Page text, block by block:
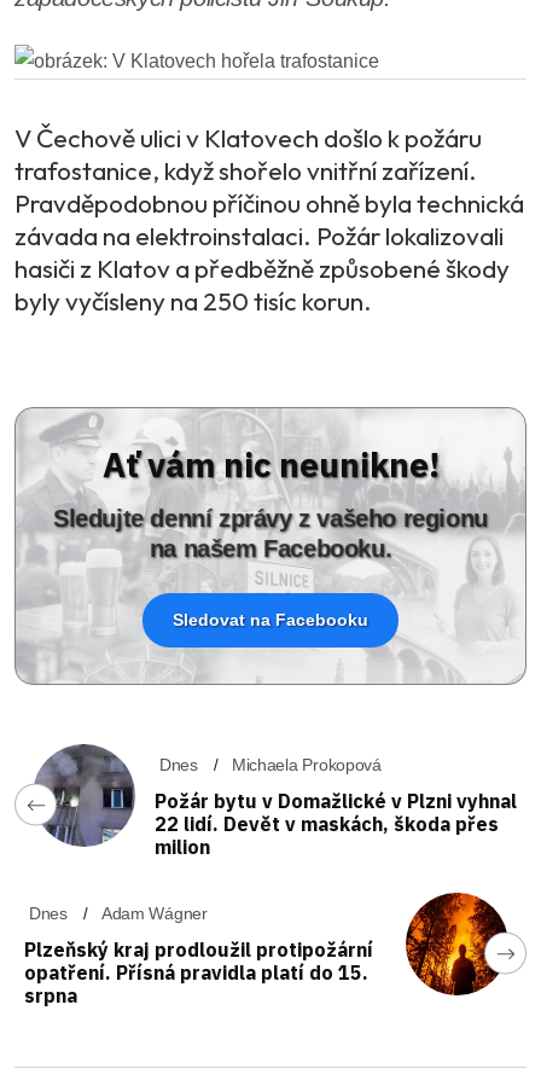
V Čechově ulici v Klatovech došlo k požáru
trafostanice, když shořelo vnitřní zařízení.
Pravděpodobnou příčinou ohně byla technická
závada na elektroinstalaci. Požár lokalizovali
hasiči z Klatov a předběžně způsobené škody
byly vyčísleny na 250 tisíc korun.
Ať vám nic neunikne!
Sledujte denní zprávy z vašeho regionu
na našem Facebooku.
Sledovat na Facebooku
Dnes Michaela Prokopová
Požár bytu v Domažlické v Plzni vyhnal
22 lidí. Devět v maskách, škoda přes
milion
Dnes Adam Wágner
Plzeňský kraj prodloužil protipožární
opatření. Přísná pravidla platí do 15.
srpna